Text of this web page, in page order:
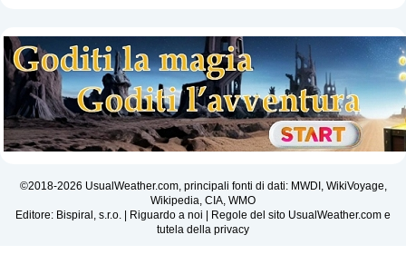
©2018-2026 UsualWeather.com, principali fonti di dati: MWDI, WikiVoyage,
Wikipedia, CIA, WMO
Editore: Bispiral, s.r.o. | Riguardo a noi | Regole del sito UsualWeather.com e
tutela della privacy